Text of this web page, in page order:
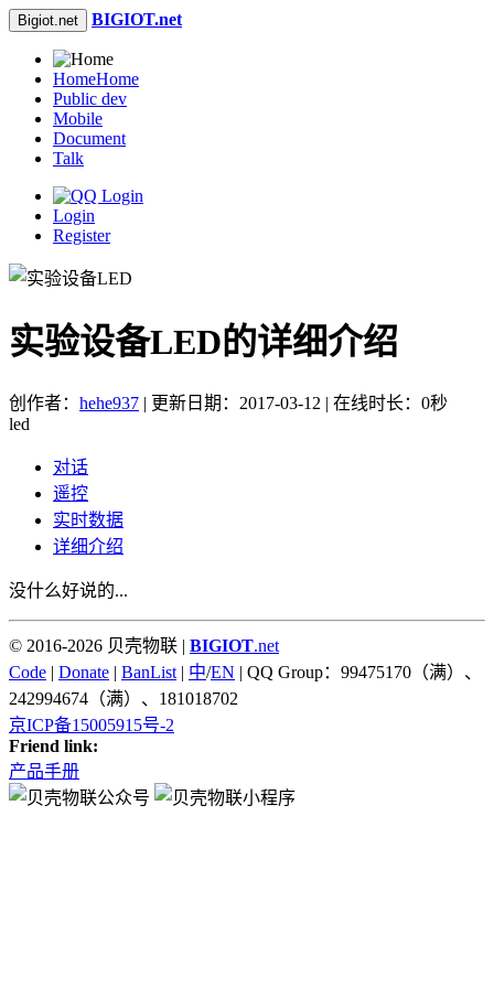
Bigiot.net BIGIOT.net
HomeHome
Public dev
Mobile
Document
Talk
Login
Register
实验设备LED的详细介绍
创作者： hehe937 | 更新日期：2017-03-12 | 在线时长：0秒
led
对话
遥控
实时数据
详细介绍
没什么好说的...
© 2016-2026 贝壳物联 | BIGIOT.net
Code | Donate | BanList | 中/EN | QQ Group：99475170（满）、
242994674（满）、181018702
京ICP备15005915号-2
Friend link:
产品手册